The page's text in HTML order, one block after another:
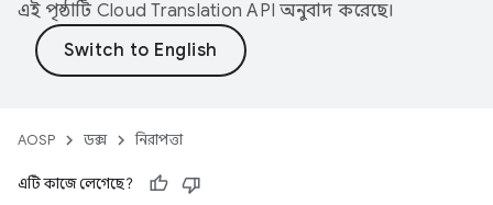
এই পৃষ্ঠাটি Cloud Translation API অনুবাদ করেছে।
AOSP ডক্স নিরাপত্তা
এটি কাজে লেগেছে?